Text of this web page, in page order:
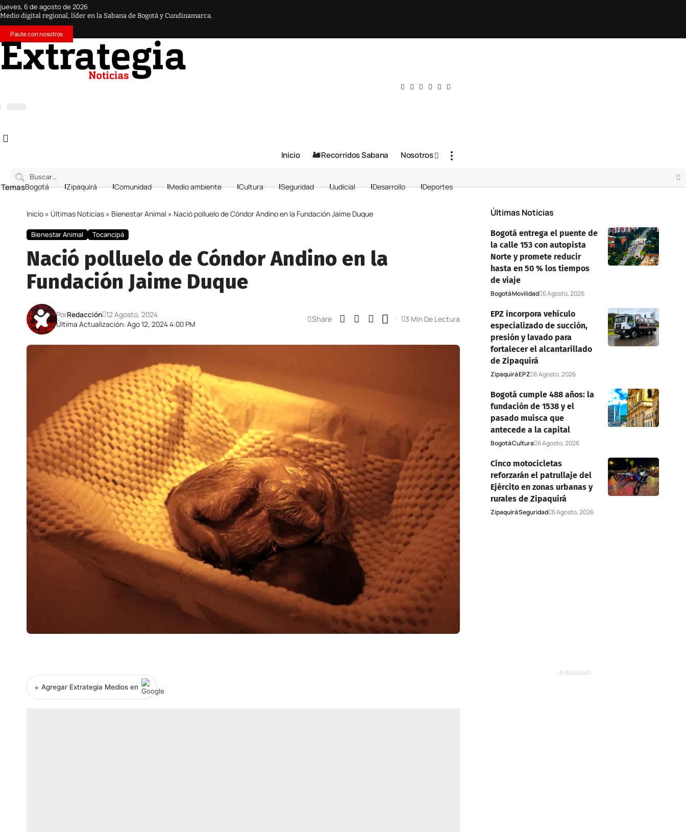
jueves, 6 de agosto de 2026
Medio digital regional, líder en la Sabana de Bogotá y Cundinamarca.
Paute con nosotros
Inicio 🚂 Recorridos Sabana Nosotros
Bogotá Zipaquirá Comunidad Medio ambiente Cultura Seguridad Judicial Desarrollo Deportes
Inicio » Últimas Noticias » Bienestar Animal » Nació polluelo de Cóndor Andino en la Fundación Jaime Duque
Bienestar Animal Tocancipá
Nació polluelo de Cóndor Andino en la
Fundación Jaime Duque
Última Actualización: Ago 12, 2024 4:00 PM
PorRedacción 12 Agosto, 2024 Share 3 Min De Lectura
+ Agregar Extrategia Medios en
Últimas Noticias
Bogotá entrega el puente de
la calle 153 con autopista
Norte y promete reducir
hasta en 50 % los tiempos
de viaje
BogotáMovilidad 6 Agosto, 2026
EPZ incorpora vehículo
especializado de succión,
presión y lavado para
fortalecer el alcantarillado
de Zipaquirá
ZipaquiráEPZ 6 Agosto, 2026
Bogotá cumple 488 años: la
fundación de 1538 y el
pasado muisca que
antecede a la capital
BogotáCultura 6 Agosto, 2026
Cinco motocicletas
reforzarán el patrullaje del
Ejército en zonas urbanas y
rurales de Zipaquirá
ZipaquiráSeguridad 6 Agosto, 2026
- Publicidad -